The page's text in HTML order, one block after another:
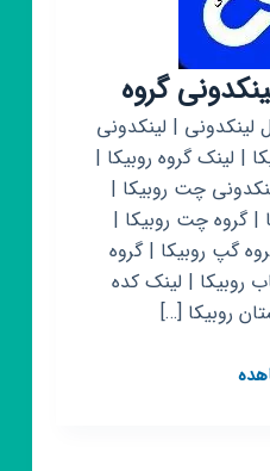
گروه
لینکدونی | لینکدونی
| لینک گروه روبیکا |
چت روبیکا |
| گروه چت روبیکا |
گپ روبیکا | گروه
روبیکا | لینک کده
روبیکا […]
کانال